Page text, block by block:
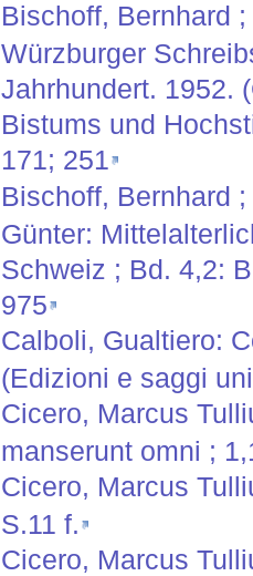
Bischoff, Bernhard
Würzburger
Jahrhundert. 1952.
Bistums und
171; 251
Bischoff, Bernhard
Günter:
Schweiz ; Bd. 4,2:
975
Calboli, Gualtiero:
(Edizioni e saggi
Cicero, Marcus
manserunt omni ;
Cicero, Marcus
S.11 f.
Cicero, Marcus